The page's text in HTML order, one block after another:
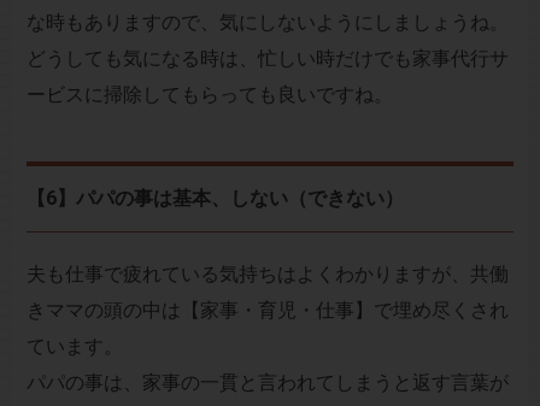
な時もありますので、気にしないようにしましょうね。
どうしても気になる時は、忙しい時だけでも家事代行サ
ービスに掃除してもらっても良いですね。
【6】パパの事は基本、しない（できない）
夫も仕事で疲れている気持ちはよくわかりますが、共働
きママの頭の中は【家事・育児・仕事】で埋め尽くされ
ています。
パパの事は、家事の一貫と言われてしまうと返す言葉が